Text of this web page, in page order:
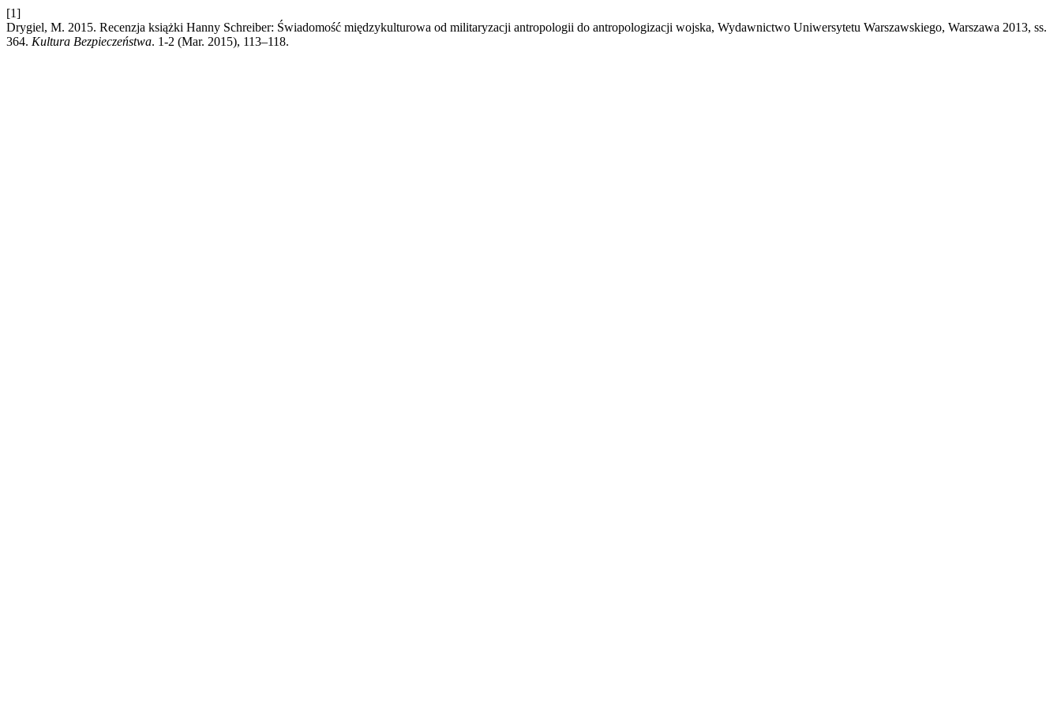
[1]
Drygiel, M. 2015. Recenzja książki Hanny Schreiber: Świadomość międzykulturowa od militaryzacji antropologii do antropologizacji wojska, Wydawnictwo Uniwersytetu Warszawskiego, Warszawa 2013, ss.
364. Kultura Bezpieczeństwa. 1-2 (Mar. 2015), 113–118.